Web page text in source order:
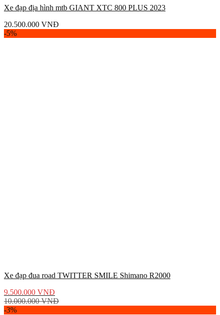
Xe đạp địa hình mtb GIANT XTC 800 PLUS 2023
20.500.000 VNĐ
-5%
Xe đạp đua road TWITTER SMILE Shimano R2000
9.500.000 VNĐ
10.000.000VNĐ
-3%